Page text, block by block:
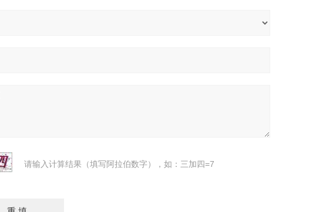
请输入计算结果（填写阿拉伯数字），如：三加四=7